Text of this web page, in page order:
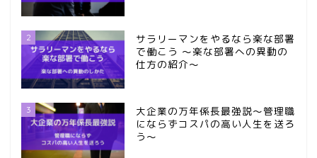
2
サラリーマンをやるなら楽な部署
で働こう ～楽な部署への異動の
仕方の紹介～
3
大企業の万年係長最強説～管理職
にならずコスパの高い人生を送ろ
う～